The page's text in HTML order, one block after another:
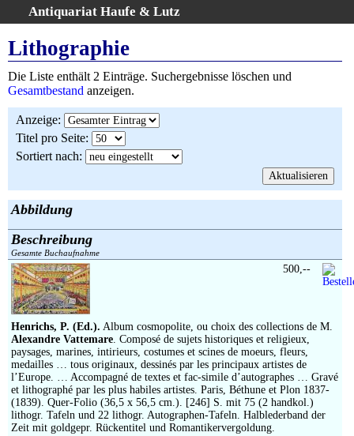
Antiquariat Haufe & Lutz
Home
Gesamtbestand
Kategorien
Schlagwörter
Suchergebnisse
AGB
Widerruf
Über uns
Aktuelle Kataloge
Kontakt
Ankauf
Links
Impressum
Lithographie
Die Liste enthält 2 Einträge. Suchergebnisse löschen und
Gesamtbestand anzeigen.
Anzeige:
Titel pro Seite:
Sortiert nach:
Abbildung
Beschreibung
Gesamte Buchaufnahme
Henrichs, P. (Ed.). Album cosmopolite, ou choix des collections de M.
Alexandre Vattemare. Composé de sujets historiques et religieux,
paysages, marines, intirieurs, costumes et scines de moeurs, fleurs,
medailles … tous originaux, dessinés par les principaux artistes de
l’Europe. … Accompagné de textes et fac-simile d’autographes … Gravé
et lithographé par les plus habiles artistes. Paris, Béthune et Plon 1837-
(1839). Quer-Folio (36,5 x 56,5 cm.). [246] S. mit 75 (2 handkol.)
lithogr. Tafeln und 22 lithogr. Autographen-Tafeln. Halblederband der
Zeit mit goldgepr. Rückentitel und Romantikervergoldung.
500,--